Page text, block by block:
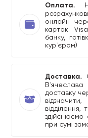
Оплата.
онлайн
карток
банку,
кур'єром)
Доставка.
доставку
здійснюємо
при сумі